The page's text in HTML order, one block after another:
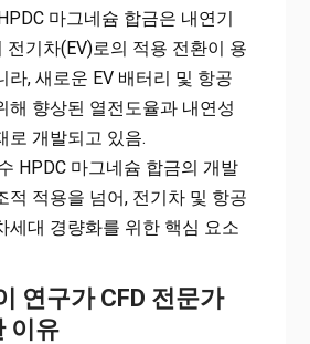
마그네슘 합금은 내연기
전기차(EV)로의 적용 전환이 용
라, 새로운 EV 배터리 및 항공
해 향상된 열전도율과 내연성
로 개발되고 있음.
HPDC 마그네슘 합금의 개발
적 적용을 넘어, 전기차 및 항공
세대 경량화를 위한 핵심 요소
연구가 CFD 전문가
이유